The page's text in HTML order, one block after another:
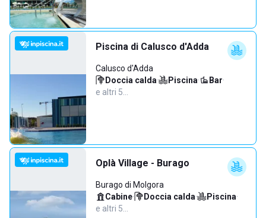
Piscina di Calusco d'Adda
Calusco d'Adda
Doccia calda· Piscina· Bar·
e altri 5…
Oplà Village - Burago
Burago di Molgora
Cabine· Doccia calda· Piscina·
e altri 5…